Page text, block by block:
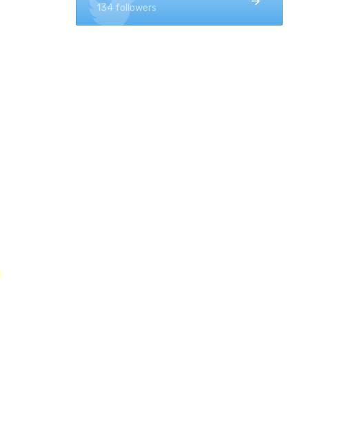
134 followers